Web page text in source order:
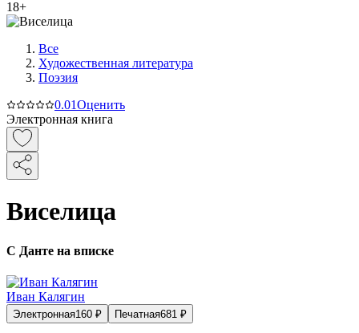
18+
Все
Художественная литература
Поэзия
0.01Оценить
Электронная книга
Виселица
С Данте на вписке
Иван Калягин
Электронная160 ₽ Печатная681 ₽